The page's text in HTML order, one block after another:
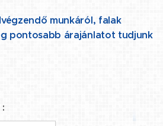
munkáról, falak
pontosabb árajánlatot tudjunk